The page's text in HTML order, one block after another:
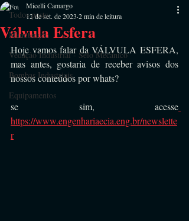
Todos posts
Manutenção
Vedação Industrial - Selo Mecânico
Bombas Industriais
Equipamentos
Válvula Esfera
Micelli Camargo
12 de set. de 2023 2 min de leitura
Hoje vamos falar da VÁLVULA ESFERA,
mas antes, gostaria de receber avisos dos
nossos conteúdos por whats?
se sim, acesse
https://www.engenhariaecia.eng.br/newslette
r